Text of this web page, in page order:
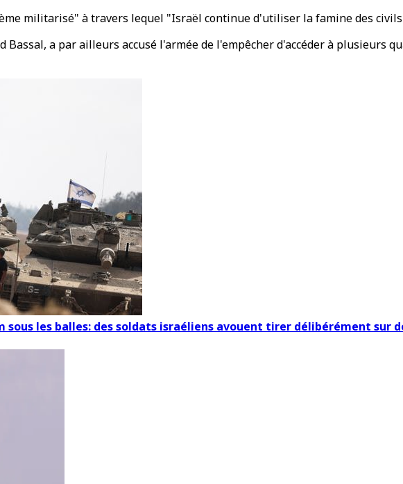
militarisé" à travers lequel "Israël continue d'utiliser la famine des
Bassal, a par ailleurs accusé l'armée de l'empêcher d'accéder à plusieurs
sous les balles: des soldats israéliens avouent tirer délibérément sur